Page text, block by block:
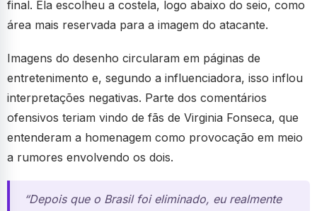
final. Ela escolheu a costela, logo abaixo do seio, como
área mais reservada para a imagem do atacante.
Imagens do desenho circularam em páginas de
entretenimento e, segundo a influenciadora, isso inflou
interpretações negativas. Parte dos comentários
ofensivos teriam vindo de fãs de Virginia Fonseca, que
entenderam a homenagem como provocação em meio
a rumores envolvendo os dois.
“Depois que o Brasil foi eliminado, eu realmente